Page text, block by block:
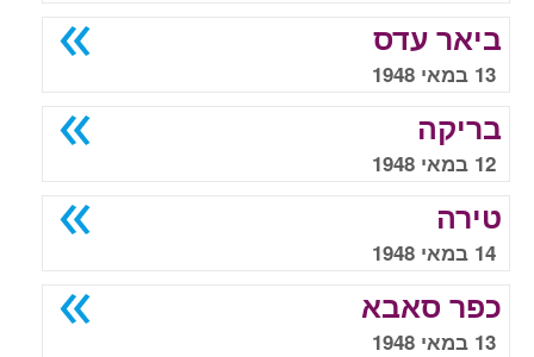
ביאר עדס
13 במאי 1948
בריקה
12 במאי 1948
טירה
14 במאי 1948
כפר סאבא
13 במאי 1948